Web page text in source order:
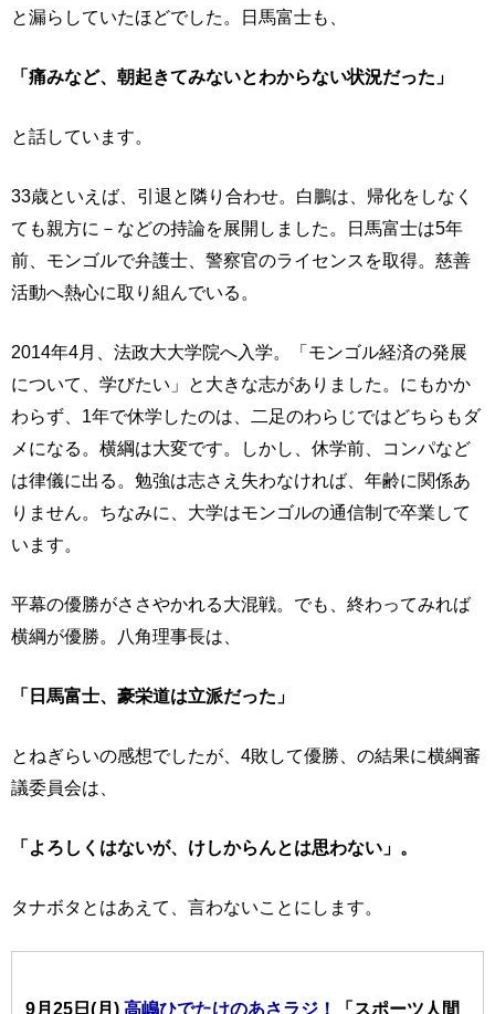
と漏らしていたほどでした。日馬富士も、
「痛みなど、朝起きてみないとわからない状況だった」
と話しています。
33歳といえば、引退と隣り合わせ。白鵬は、帰化をしなく
ても親方に－などの持論を展開しました。日馬富士は5年
前、モンゴルで弁護士、警察官のライセンスを取得。慈善
活動へ熱心に取り組んでいる。
2014年4月、法政大大学院へ入学。「モンゴル経済の発展
について、学びたい」と大きな志がありました。にもかか
わらず、1年で休学したのは、二足のわらじではどちらもダ
メになる。横綱は大変です。しかし、休学前、コンパなど
は律儀に出る。勉強は志さえ失わなければ、年齢に関係あ
りません。ちなみに、大学はモンゴルの通信制で卒業して
います。
平幕の優勝がささやかれる大混戦。でも、終わってみれば
横綱が優勝。八角理事長は、
「日馬富士、豪栄道は立派だった」
とねぎらいの感想でしたが、4敗して優勝、の結果に横綱審
議委員会は、
「よろしくはないが、けしからんとは思わない」。
タナボタとはあえて、言わないことにします。
9月25日(月)高嶋ひでたけのあさラジ！ 「スポーツ人間